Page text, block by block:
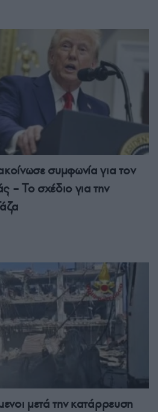
συμφωνία για τον
– Το σχέδιο για την
μετά την κατάρρευση